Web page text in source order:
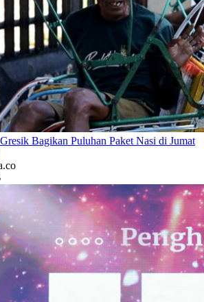
Bagikan Puluhan Paket Nasi di Jumat